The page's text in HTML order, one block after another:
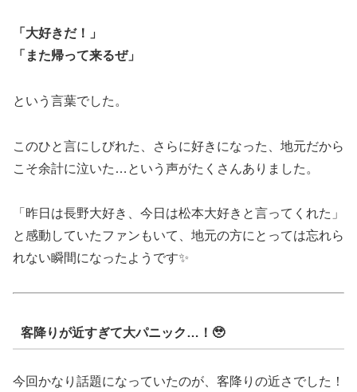
「大好きだ！」
「また帰って来るぜ」
という言葉でした。
このひと言にしびれた、さらに好きになった、地元だから
こそ余計に泣いた…という声がたくさんありました。
「昨日は長野大好き、今日は松本大好きと言ってくれた」
と感動していたファンもいて、地元の方にとっては忘れら
れない瞬間になったようです✨
客降りが近すぎて大パニック…！🥹
今回かなり話題になっていたのが、客降りの近さでした！